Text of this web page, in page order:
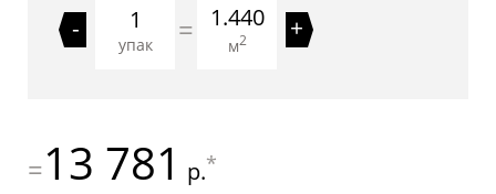
-
упак = 1.440
м2 +
=13 781 р.*